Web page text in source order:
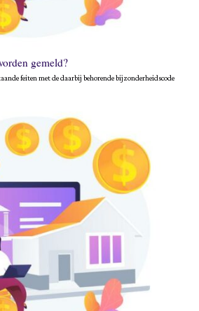
gemeld?
feiten met de daarbij behorende bijzonderheidscode